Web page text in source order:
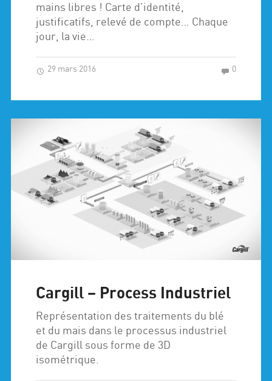
mains libres ! Carte d’identité,
justificatifs, relevé de compte… Chaque
jour, la vie…
29 mars 2016 0
Cargill – Process Industriel
Représentation des traitements du blé
et du mais dans le processus industriel
de Cargill sous forme de 3D
isométrique.